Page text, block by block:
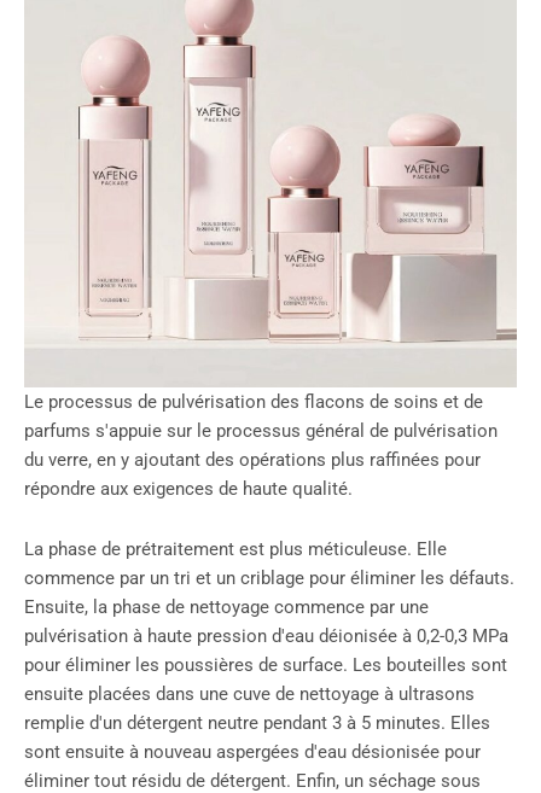
Le processus de pulvérisation des flacons de soins et de
parfums s'appuie sur le processus général de pulvérisation
du verre, en y ajoutant des opérations plus raffinées pour
répondre aux exigences de haute qualité.
La phase de prétraitement est plus méticuleuse. Elle
commence par un tri et un criblage pour éliminer les défauts.
Ensuite, la phase de nettoyage commence par une
pulvérisation à haute pression d'eau déionisée à 0,2-0,3 MPa
pour éliminer les poussières de surface. Les bouteilles sont
ensuite placées dans une cuve de nettoyage à ultrasons
remplie d'un détergent neutre pendant 3 à 5 minutes. Elles
sont ensuite à nouveau aspergées d'eau désionisée pour
éliminer tout résidu de détergent. Enfin, un séchage sous